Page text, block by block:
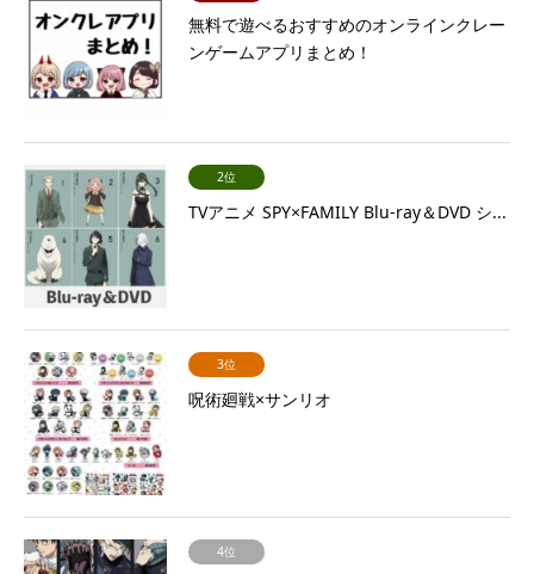
無料で遊べるおすすめのオンラインクレー
ンゲームアプリまとめ！
2位
TVアニメ SPY×FAMILY Blu-ray＆DVD シ...
3位
呪術廻戦×サンリオ
4位